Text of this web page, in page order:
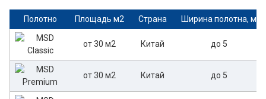
Полотно Площадь м2 Страна Ширина полотна, м
от 30 м2 Китай до 5
от 30 м2 Китай до 5